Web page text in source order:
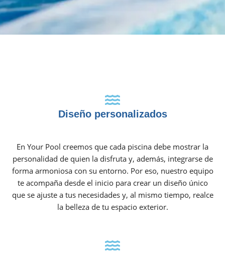
Diseño personalizados
En Your Pool creemos que cada piscina debe mostrar la
personalidad de quien la disfruta y, además, integrarse de
forma armoniosa con su entorno. Por eso, nuestro equipo
te acompaña desde el inicio para crear un diseño único
que se ajuste a tus necesidades y, al mismo tiempo, realce
la belleza de tu espacio exterior.